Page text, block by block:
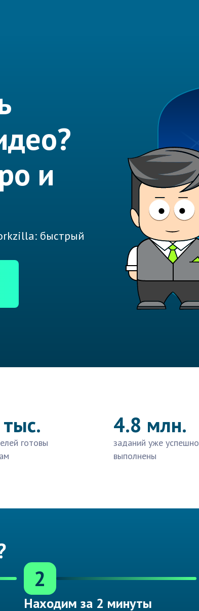
и
быстрый
готовы
4.8 млн.
заданий уже успешно
выполнены
2
Находим за 2 минуты